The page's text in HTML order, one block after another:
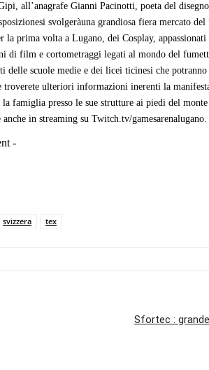
Gianni Pacinotti, poeta del
svolgeràuna grandiosa fiera mercato
prima volta a Lugano, dei Cosplay,
di film e cortometraggi legati al mondo del
scuole medie e dei licei ticinesi che
ulteriori informazioni inerenti la
famiglia presso le sue strutture ai piedi del
in streaming su Twitch.tv/gamesarenalugano.
-
svizzera tex
Sfortec :